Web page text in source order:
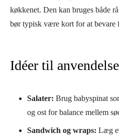
køkkenet. Den kan bruges både
bør typisk være kort for at bevare
Idéer til anvendelse
Salater: Brug babyspinat
og ost for balance mellem
Sandwich og wraps: Læg